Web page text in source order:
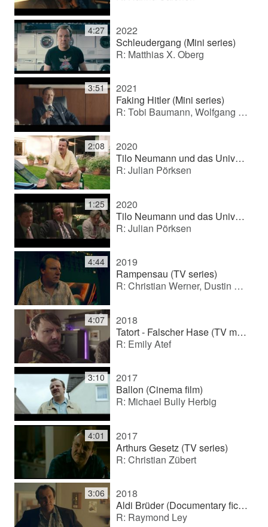
4:27
2022
Schleudergang (Mini series)
R: Matthias X. Oberg
3:51
2021
Faking Hitler (Mini series)
R: Tobi Baumann, Wolfgang Groos
2:08
2020
Tilo Neumann und das Universum (TV series)
R: Julian Pörksen
1:25
2020
Tilo Neumann und das Universum (TV series)
R: Julian Pörksen
4:44
2019
Rampensau (TV series)
R: Christian Werner, Dustin Loose, Florian Knittel
4:07
2018
Tatort - Falscher Hase (TV movie)
R: Emily Atef
3:10
2017
Ballon (Cinema film)
R: Michael Bully Herbig
4:01
2017
Arthurs Gesetz (TV series)
R: Christian Zübert
3:06
2018
Aldi Brüder (Documentary fiction)
R: Raymond Ley